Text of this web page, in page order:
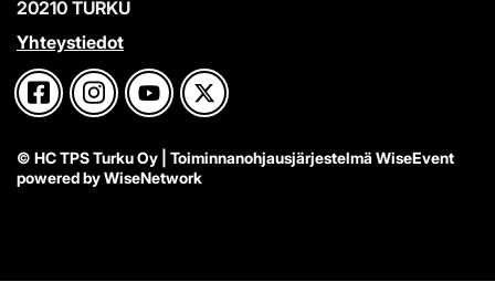
20210 TURKU
Yhteystiedot
© HC TPS Turku Oy | Toiminnanohjausjärjestelmä WiseEvent
powered byWiseNetwork